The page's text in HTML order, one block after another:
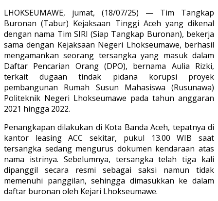
LHOKSEUMAWE, jumat, (18/07/25) — Tim Tangkap
Buronan (Tabur) Kejaksaan Tinggi Aceh yang dikenal
dengan nama Tim SIRI (Siap Tangkap Buronan), bekerja
sama dengan Kejaksaan Negeri Lhokseumawe, berhasil
mengamankan seorang tersangka yang masuk dalam
Daftar Pencarian Orang (DPO), bernama Aulia Rizki,
terkait dugaan tindak pidana korupsi proyek
pembangunan Rumah Susun Mahasiswa (Rusunawa)
Politeknik Negeri Lhokseumawe pada tahun anggaran
2021 hingga 2022.
Penangkapan dilakukan di Kota Banda Aceh, tepatnya di
kantor leasing ACC sekitar, pukul 13.00 WIB saat
tersangka sedang mengurus dokumen kendaraan atas
nama istrinya. Sebelumnya, tersangka telah tiga kali
dipanggil secara resmi sebagai saksi namun tidak
memenuhi panggilan, sehingga dimasukkan ke dalam
daftar buronan oleh Kejari Lhokseumawe.